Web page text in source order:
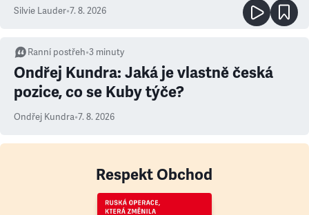
Silvie Lauder•7. 8. 2026
Ranní postřeh•3 minuty
Ondřej Kundra: Jaká je vlastně česká
pozice, co se Kuby týče?
Ondřej Kundra•7. 8. 2026
Respekt Obchod